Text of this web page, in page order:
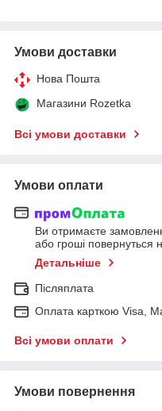
Умови доставки
Нова Пошта
Магазини Rozetka
Всі умови доставки
Умови оплати
Ви отримаєте
або гроші повернуться
Детальніше
Післяплата
Оплата карткою Visa,
Всі умови оплати
Умови повернення